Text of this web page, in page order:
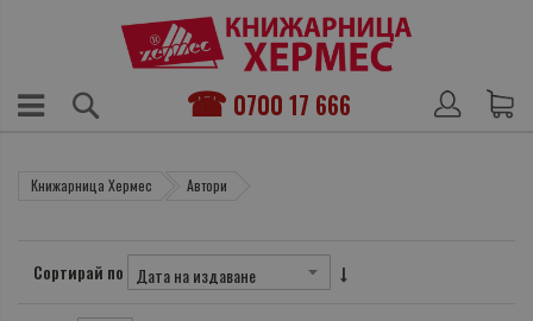
0700 17 666
Книжарница Хермес Автори
Сортирай по